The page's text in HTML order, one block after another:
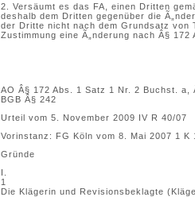
2. Versäumt es das FA, einen Dritten
deshalb dem Dritten gegenüber die
der Dritte nicht nach dem Grundsatz von
Zustimmung eine Ã„nderung nach Â§
AO Â§ 172 Abs. 1 Satz 1 Nr. 2 Buchst. a,
BGB Â§ 242
Urteil vom 5. November 2009 IV R 40/07
Vorinstanz: FG Köln vom 8. Mai 2007 1 K
Gründe
I.
1
Die Klägerin und Revisionsbeklagte